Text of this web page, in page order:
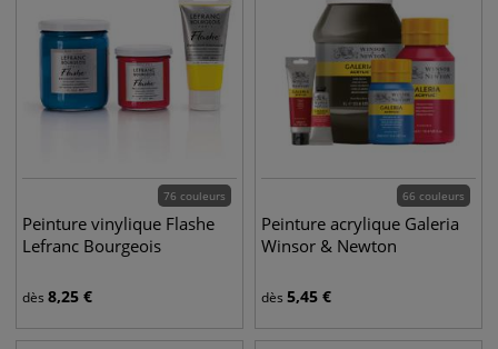
76 couleurs
Peinture vinylique Flashe
Lefranc Bourgeois
dès 8,25 €
66 couleurs
Peinture acrylique Galeria
Winsor & Newton
dès 5,45 €